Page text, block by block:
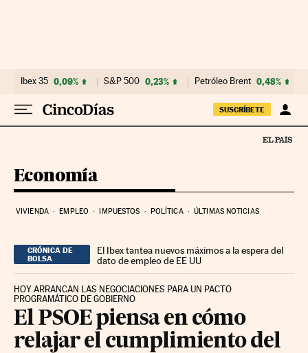
Ibex 35 0,09% S&P 500 0,23% Petróleo Brent 0,48%
SUSCRÍBETE
Economía
VIVIENDA EMPLEO IMPUESTOS POLÍTICA ÚLTIMAS NOTICIAS
CRÓNICA DE
BOLSA
El Ibex tantea nuevos máximos a la espera del
dato de empleo de EE UU
HOY ARRANCAN LAS NEGOCIACIONES PARA UN PACTO
PROGRAMÁTICO DE GOBIERNO
El PSOE piensa en cómo
relajar el cumplimiento del